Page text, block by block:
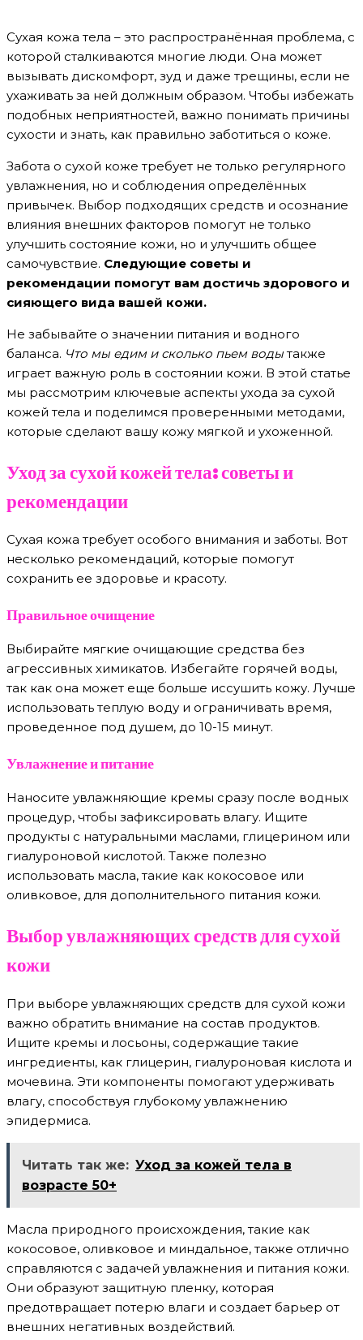
Сухая кожа тела – это распространённая проблема, с
которой сталкиваются многие люди. Она может
вызывать дискомфорт, зуд и даже трещины, если не
ухаживать за ней должным образом. Чтобы избежать
подобных неприятностей, важно понимать причины
сухости и знать, как правильно заботиться о коже.
Забота о сухой коже требует не только регулярного
увлажнения, но и соблюдения определённых
привычек. Выбор подходящих средств и осознание
влияния внешних факторов помогут не только
улучшить состояние кожи, но и улучшить общее
самочувствие. Следующие советы и
рекомендации помогут вам достичь здорового и
сияющего вида вашей кожи.
Не забывайте о значении питания и водного
баланса. Что мы едим и сколько пьем водытакже
играет важную роль в состоянии кожи. В этой статье
мы рассмотрим ключевые аспекты ухода за сухой
кожей тела и поделимся проверенными методами,
которые сделают вашу кожу мягкой и ухоженной.
Уход за сухой кожей тела: советы и
рекомендации
Сухая кожа требует особого внимания и заботы. Вот
несколько рекомендаций, которые помогут
сохранить ее здоровье и красоту.
Правильное очищение
Выбирайте мягкие очищающие средства без
агрессивных химикатов. Избегайте горячей воды,
так как она может еще больше иссушить кожу. Лучше
использовать теплую воду и ограничивать время,
проведенное под душем, до 10-15 минут.
Увлажнение и питание
Наносите увлажняющие кремы сразу после водных
процедур, чтобы зафиксировать влагу. Ищите
продукты с натуральными маслами, глицерином или
гиалуроновой кислотой. Также полезно
использовать масла, такие как кокосовое или
оливковое, для дополнительного питания кожи.
Выбор увлажняющих средств для сухой
кожи
При выборе увлажняющих средств для сухой кожи
важно обратить внимание на состав продуктов.
Ищите кремы и лосьоны, содержащие такие
ингредиенты, как глицерин, гиалуроновая кислота и
мочевина. Эти компоненты помогают удерживать
влагу, способствуя глубокому увлажнению
эпидермиса.
Читать так же: Уход за кожей тела в
возрасте 50+
Масла природного происхождения, такие как
кокосовое, оливковое и миндальное, также отлично
справляются с задачей увлажнения и питания кожи.
Они образуют защитную пленку, которая
предотвращает потерю влаги и создает барьер от
внешних негативных воздействий.